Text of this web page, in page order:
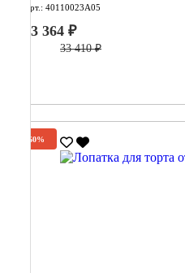
Арт.: 40110023А05
13 364 ₽
33 410 ₽
-60%